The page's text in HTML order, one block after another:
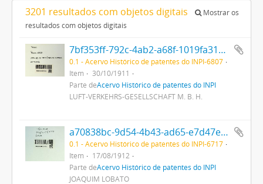
3201 resultados com objetos digitais
Mostrar os
resultados com objetos digitais
7bf353ff-792c-4ab2-a68f-1019fa31cacb.pdf
0.1 - Acervo Histórico de patentes do INPI-6807
Item
30/10/1911
Parte deAcervo Histórico de patentes do INPI
LUFT-VERKEHRS-GESELLSCHAFT M. B. H.
a70838bc-9d54-4b43-ad65-e7d47eb78a13.pdf
0.1 - Acervo Histórico de patentes do INPI-6717
Item
17/08/1912
Parte deAcervo Histórico de patentes do INPI
JOAQUIM LOBATO